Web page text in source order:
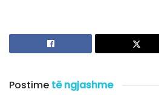
Postime të ngjashme